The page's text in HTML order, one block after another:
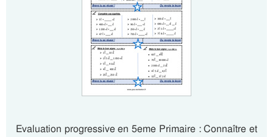
Evaluation progressive en 5eme Primaire : Connaître et